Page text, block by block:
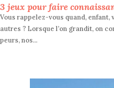
3 jeux pour faire
Vous rappelez-vous quand,
autres ? Lorsque l’on grandit, on
peurs, nos...